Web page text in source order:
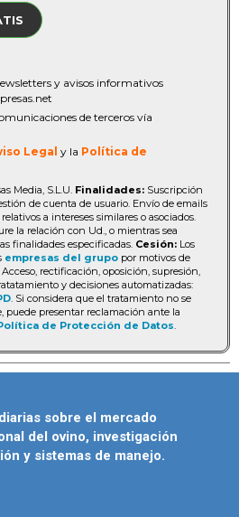
y avisos informativos
de terceros vía
Legal y la Política de
Media, S.L.U. Finalidades: Suscripción
de cuenta de usuario. Envío de emails
a intereses similares o asociados.
la relación con Ud., o mientras sea
finalidades especificadas. Cesión: Los
empresas del grupo por motivos de
Acceso, rectificación, oposición, supresión,
y decisiones automatizadas:
. Si considera que el tratamiento no se
puede presentar reclamación ante la
de Protección de Datos.
sobre el mercado
del ovino, investigación
y sistemas de manejo.